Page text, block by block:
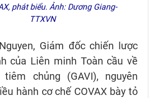
phát biểu. Ảnh: Dương Giang-
TTXVN
Giám đốc chiến lược
của Liên minh Toàn cầu về
chủng (GAVI), nguyên
hành cơ chế COVAX bày tỏ